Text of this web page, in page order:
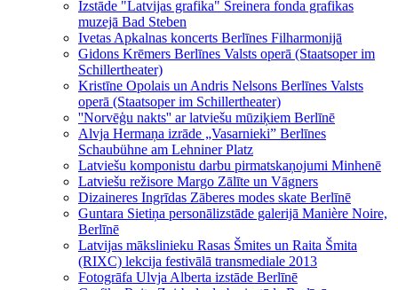
Izstāde "Latvijas grafika" Šreinera fonda grafikas
muzejā Bad Steben
Ivetas Apkalnas koncerts Berlīnes Filharmonijā
Gidons Krēmers Berlīnes Valsts operā (Staatsoper im
Schillertheater)
Kristīne Opolais un Andris Nelsons Berlīnes Valsts
operā (Staatsoper im Schillertheater)
''Norvēģu nakts'' ar latviešu mūziķiem Berlīnē
Alvja Hermaņa izrāde „Vasarnieki” Berlīnes
Schaubühne am Lehniner Platz
Latviešu komponistu darbu pirmatskaņojumi Minhenē
Latviešu režisore Margo Zālīte un Vāgners
Dizaineres Ingrīdas Zāberes modes skate Berlīnē
Guntara Sietiņa personālizstāde galerijā Manière Noire,
Berlīnē
Latvijas mākslinieku Rasas Šmites un Raita Šmita
(RIXC) lekcija festivālā transmediale 2013
Fotogrāfa Ulvja Alberta izstāde Berlīnē